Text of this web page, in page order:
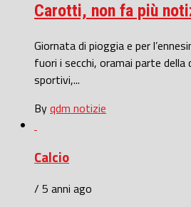
Carotti, non fa più
Giornata di pioggia e per
fuori i secchi, oramai parte
sportivi,...
Byqdm notizie
Calcio
/ 5 anni ago